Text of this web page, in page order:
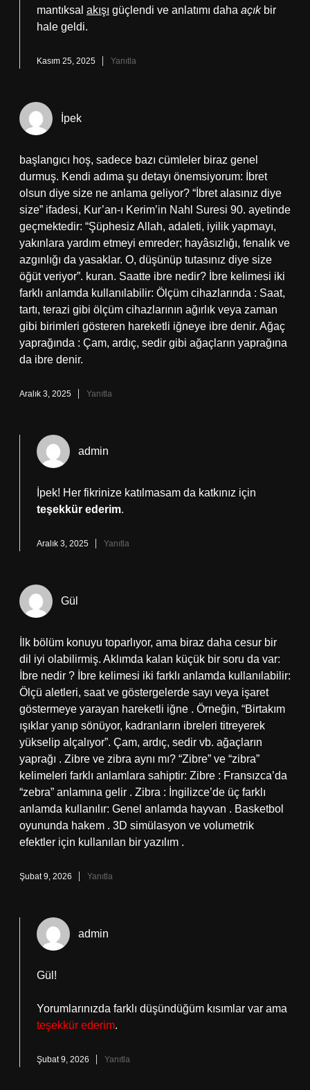
mantıksal akışı güçlendi ve anlatımı daha açıkbir
hale geldi.
Kasım 25, 2025 Yanıtla
İpek
başlangıcı hoş, sadece bazı cümleler biraz genel
durmuş. Kendi adıma şu detayı önemsiyorum: İbret
olsun diye size ne anlama geliyor? “İbret alasınız diye
size” ifadesi, Kur’an-ı Kerim’in Nahl Suresi 90. ayetinde
geçmektedir: “Şüphesiz Allah, adaleti, iyilik yapmayı,
yakınlara yardım etmeyi emreder; hayâsızlığı, fenalık ve
azgınlığı da yasaklar. O, düşünüp tutasınız diye size
öğüt veriyor”. kuran. Saatte ibre nedir? İbre kelimesi iki
farklı anlamda kullanılabilir: Ölçüm cihazlarında : Saat,
tartı, terazi gibi ölçüm cihazlarının ağırlık veya zaman
gibi birimleri gösteren hareketli iğneye ibre denir. Ağaç
yaprağında : Çam, ardıç, sedir gibi ağaçların yaprağına
da ibre denir.
Aralık 3, 2025 Yanıtla
admin
İpek! Her fikrinize katılmasam da katkınız için
teşekkür ederim.
Aralık 3, 2025 Yanıtla
Gül
İlk bölüm konuyu toparlıyor, ama biraz daha cesur bir
dil iyi olabilirmiş. Aklımda kalan küçük bir soru da var:
İbre nedir ? İbre kelimesi iki farklı anlamda kullanılabilir:
Ölçü aletleri, saat ve göstergelerde sayı veya işaret
göstermeye yarayan hareketli iğne . Örneğin, “Birtakım
ışıklar yanıp sönüyor, kadranların ibreleri titreyerek
yükselip alçalıyor”. Çam, ardıç, sedir vb. ağaçların
yaprağı . Zibre ve zibra aynı mı? “Zibre” ve “zibra”
kelimeleri farklı anlamlara sahiptir: Zibre : Fransızca’da
“zebra” anlamına gelir . Zibra : İngilizce’de üç farklı
anlamda kullanılır: Genel anlamda hayvan . Basketbol
oyununda hakem . 3D simülasyon ve volumetrik
efektler için kullanılan bir yazılım .
Şubat 9, 2026 Yanıtla
admin
Gül!
Yorumlarınızda farklı düşündüğüm kısımlar var ama
teşekkür ederim.
Şubat 9, 2026 Yanıtla